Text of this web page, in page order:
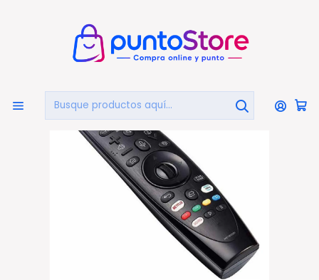
Inicio TELEVISIÓN Control Remoto
Control Remoto Tv LG Magic Universal Con Voz - Ps